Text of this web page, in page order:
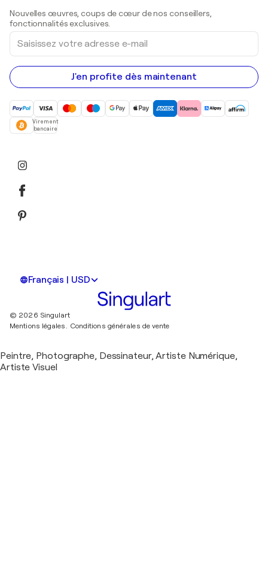
Peintures acryliques
Nouvelles œuvres, coups de cœur de nos conseillers,
fonctionnalités exclusives.
Saisissez
votre
adresse
e-
mail
J'en profite dès maintenant
Virement
bancaire
Français | USD
© 2026 Singulart
Mentions légales.
Conditions générales de vente
Peintre, Photographe, Dessinateur, Artiste Numérique,
Artiste Visuel